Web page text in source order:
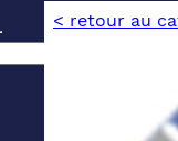
< retour au